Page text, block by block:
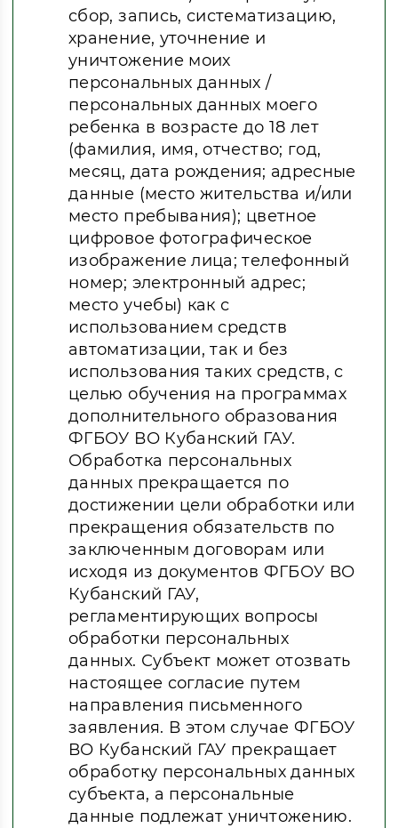
сбор, запись, систематизацию,
хранение, уточнение и
уничтожение моих
персональных данных /
персональных данных моего
ребенка в возрасте до 18 лет
(фамилия, имя, отчество; год,
месяц, дата рождения; адресные
данные (место жительства и/или
место пребывания); цветное
цифровое фотографическое
изображение лица; телефонный
номер; электронный адрес;
место учебы) как с
использованием средств
автоматизации, так и без
использования таких средств, с
целью обучения на программах
дополнительного образования
ФГБОУ ВО Кубанский ГАУ.
Обработка персональных
данных прекращается по
достижении цели обработки или
прекращения обязательств по
заключенным договорам или
исходя из документов ФГБОУ ВО
Кубанский ГАУ,
регламентирующих вопросы
обработки персональных
данных. Субъект может отозвать
настоящее согласие путем
направления письменного
заявления. В этом случае ФГБОУ
ВО Кубанский ГАУ прекращает
обработку персональных данных
субъекта, а персональные
данные подлежат уничтожению.